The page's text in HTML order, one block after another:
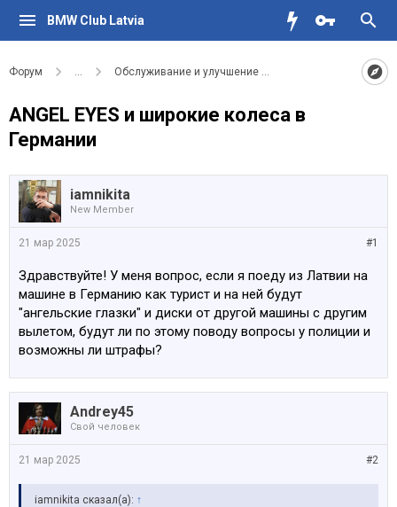
BMW Club Latvia
Форум ... Обслуживание и улучшение вашего BMW
ANGEL EYES и широкие колеса в
Германии
iamnikita
New Member
#1
21 мар 2025
Здравствуйте! У меня вопрос, если я поеду из Латвии на
машине в Германию как турист и на ней будут
"ангельские глазки" и диски от другой машины с другим
вылетом, будут ли по этому поводу вопросы у полиции и
возможны ли штрафы?
Andrey45
Свой человек
#2
21 мар 2025
iamnikita сказал(а): ↑